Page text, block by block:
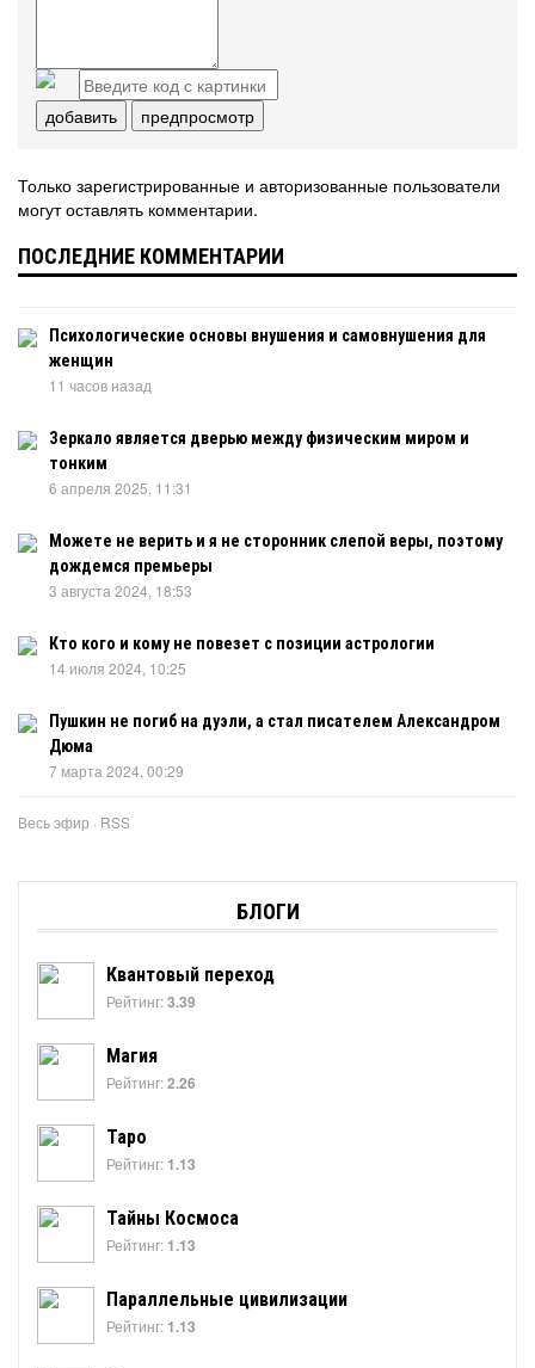
добавить предпросмотр
Только зарегистрированные и авторизованные пользователи
могут оставлять комментарии.
ПОСЛЕДНИЕ КОММЕНТАРИИ
Психологические основы внушения и самовнушения для
женщин
11 часов назад
Зеркало является дверью между физическим миром и
тонким
6 апреля 2025, 11:31
Можете не верить и я не сторонник слепой веры, поэтому
дождемся премьеры
3 августа 2024, 18:53
Кто кого и кому не повезет с позиции астрологии
14 июля 2024, 10:25
Пушкин не погиб на дуэли, а стал писателем Александром
Дюма
7 марта 2024, 00:29
Весь эфир · RSS
БЛОГИ
Квантовый переход
Рейтинг:3.39
Магия
Рейтинг:2.26
Таро
Рейтинг: 1.13
Тайны Космоса
Рейтинг: 1.13
Параллельные цивилизации
Рейтинг: 1.13